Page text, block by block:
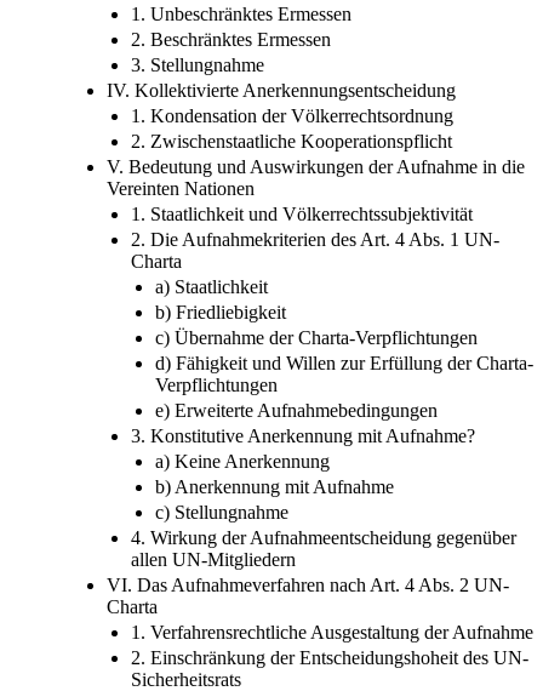
1. Unbeschränktes Ermessen
2. Beschränktes Ermessen
3. Stellungnahme
IV. Kollektivierte Anerkennungsentscheidung
1. Kondensation der Völkerrechtsordnung
2. Zwischenstaatliche Kooperationspflicht
V. Bedeutung und Auswirkungen der Aufnahme in die
Vereinten Nationen
1. Staatlichkeit und Völkerrechtssubjektivität
2. Die Aufnahmekriterien des Art. 4 Abs. 1 UN-
Charta
a) Staatlichkeit
b) Friedliebigkeit
c) Übernahme der Charta-Verpflichtungen
d) Fähigkeit und Willen zur Erfüllung der Charta-
Verpflichtungen
e) Erweiterte Aufnahmebedingungen
3. Konstitutive Anerkennung mit Aufnahme?
a) Keine Anerkennung
b) Anerkennung mit Aufnahme
c) Stellungnahme
4. Wirkung der Aufnahmeentscheidung gegenüber
allen UN-Mitgliedern
VI. Das Aufnahmeverfahren nach Art. 4 Abs. 2 UN-
Charta
1. Verfahrensrechtliche Ausgestaltung der Aufnahme
2. Einschränkung der Entscheidungshoheit des UN-
Sicherheitsrats